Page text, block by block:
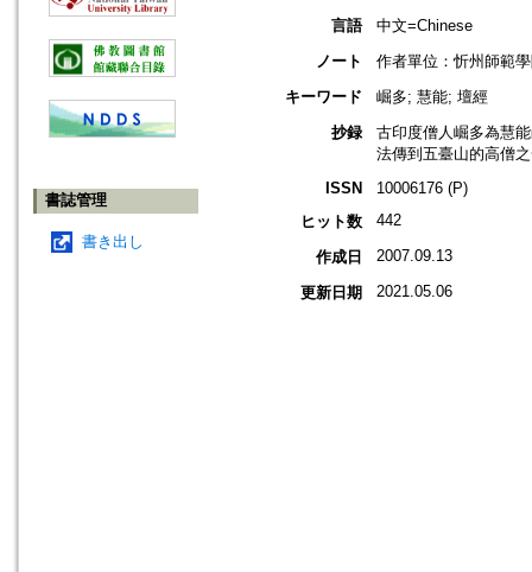
書誌管理
書き出し
言語
中文=Chinese
ノート
作者單位：忻州師範
キーワード
崛多; 慧能; 壇經
抄録
古印度僧人崛多為慧
法傳到五臺山的高僧
ISSN
10006176 (P)
ヒット数
442
作成日 2007.09.13
更新日期 2021.05.06